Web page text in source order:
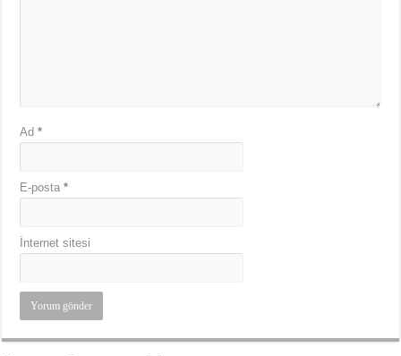
Ad*
E-posta*
İnternet sitesi